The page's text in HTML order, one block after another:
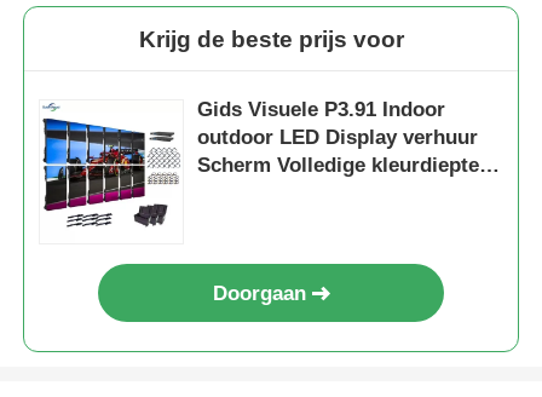
Krijg de beste prijs voor
Gids Visuele P3.91 Indoor
outdoor LED Display verhuur
Scherm Volledige kleurdiepte
Doorgaan